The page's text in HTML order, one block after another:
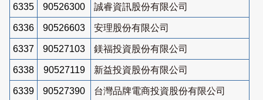
6335 90526300 誠睿資訊股份有限公司
6336 90526603 安理股份有限公司
6337 90527103 鎂福投資股份有限公司
6338 90527119 新益投資股份有限公司
6339 90527390 台灣品牌電商投資股份有限公司